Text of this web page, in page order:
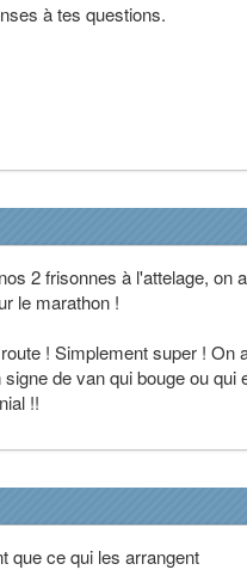
à tes questions.
2 frisonnes à l'attelage, on
le marathon !
! Simplement super ! On
de van qui bouge ou qui
!!
que ce qui les arrangent